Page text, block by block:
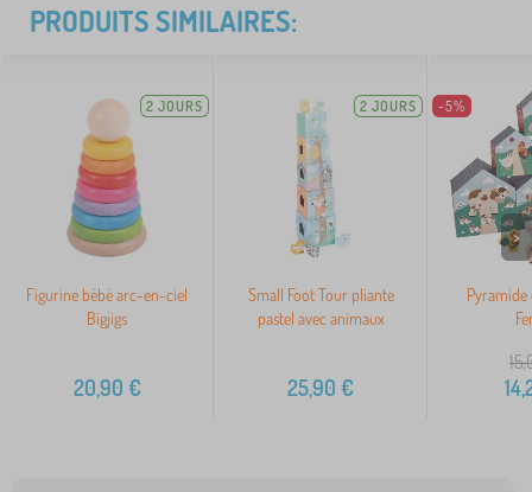
PRODUITS SIMILAIRES:
2 JOURS
Figurine bébé arc-en-ciel
Bigjigs
20,90 €
2 JOURS
Small Foot Tour pliante
pastel avec animaux
25,90 €
-5%
Pyramide
>